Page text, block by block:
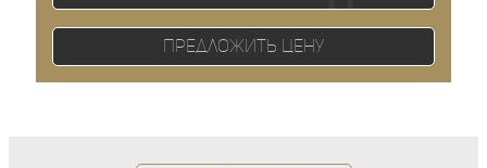
Предложить цену